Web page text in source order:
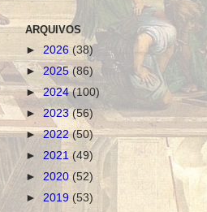
ARQUIVOS
► 2026 (38)
►2025(86)
►2024(100)
► 2023 (56)
►2022(50)
► 2021 (49)
► 2020 (52)
► 2019 (53)